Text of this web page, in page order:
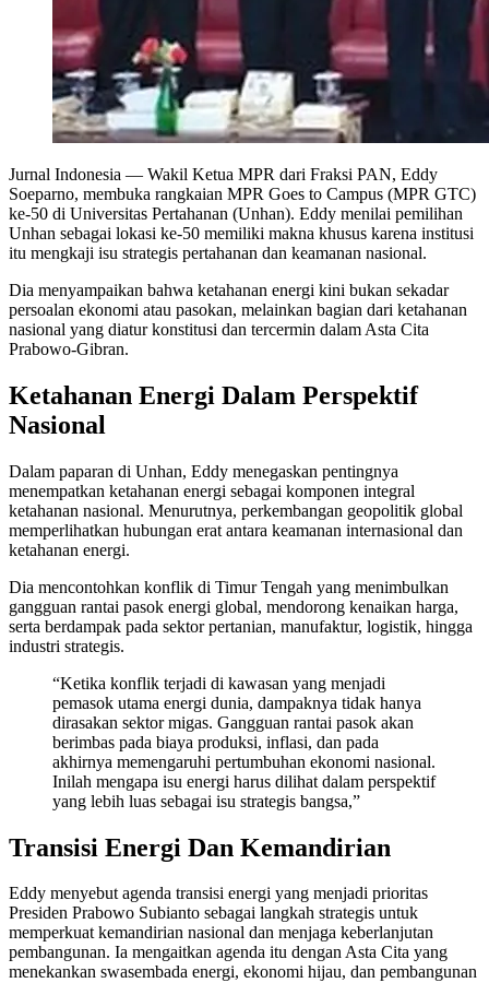
Jurnal Indonesia — Wakil Ketua MPR dari Fraksi PAN, Eddy
Soeparno, membuka rangkaian MPR Goes to Campus (MPR GTC)
ke-50 di Universitas Pertahanan (Unhan). Eddy menilai pemilihan
Unhan sebagai lokasi ke-50 memiliki makna khusus karena institusi
itu mengkaji isu strategis pertahanan dan keamanan nasional.
Dia menyampaikan bahwa ketahanan energi kini bukan sekadar
persoalan ekonomi atau pasokan, melainkan bagian dari ketahanan
nasional yang diatur konstitusi dan tercermin dalam Asta Cita
Prabowo-Gibran.
Ketahanan Energi Dalam Perspektif
Nasional
Dalam paparan di Unhan, Eddy menegaskan pentingnya
menempatkan ketahanan energi sebagai komponen integral
ketahanan nasional. Menurutnya, perkembangan geopolitik global
memperlihatkan hubungan erat antara keamanan internasional dan
ketahanan energi.
Dia mencontohkan konflik di Timur Tengah yang menimbulkan
gangguan rantai pasok energi global, mendorong kenaikan harga,
serta berdampak pada sektor pertanian, manufaktur, logistik, hingga
industri strategis.
“Ketika konflik terjadi di kawasan yang menjadi
pemasok utama energi dunia, dampaknya tidak hanya
dirasakan sektor migas. Gangguan rantai pasok akan
berimbas pada biaya produksi, inflasi, dan pada
akhirnya memengaruhi pertumbuhan ekonomi nasional.
Inilah mengapa isu energi harus dilihat dalam perspektif
yang lebih luas sebagai isu strategis bangsa,”
Transisi Energi Dan Kemandirian
Eddy menyebut agenda transisi energi yang menjadi prioritas
Presiden Prabowo Subianto sebagai langkah strategis untuk
memperkuat kemandirian nasional dan menjaga keberlanjutan
pembangunan. Ia mengaitkan agenda itu dengan Asta Cita yang
menekankan swasembada energi, ekonomi hijau, dan pembangunan